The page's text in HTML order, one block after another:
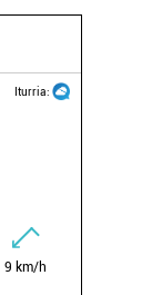
Iturria:
9 km/h